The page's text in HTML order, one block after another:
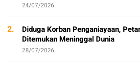
24/07/2026
2.
Diduga Korban Penganiayaan,
Ditemukan Meninggal Dunia
28/07/2026